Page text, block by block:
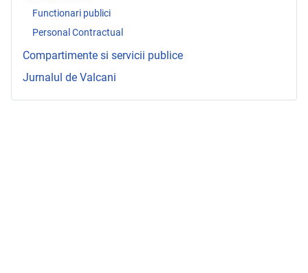
Functionari publici
Personal Contractual
Compartimente si servicii publice
Jurnalul de Valcani